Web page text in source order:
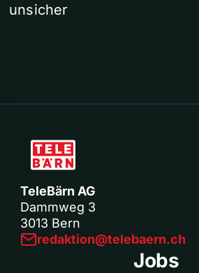
unsicher
TeleBärn AG
Dammweg 3
3013 Bern
redaktion@telebaern.ch
Jobs